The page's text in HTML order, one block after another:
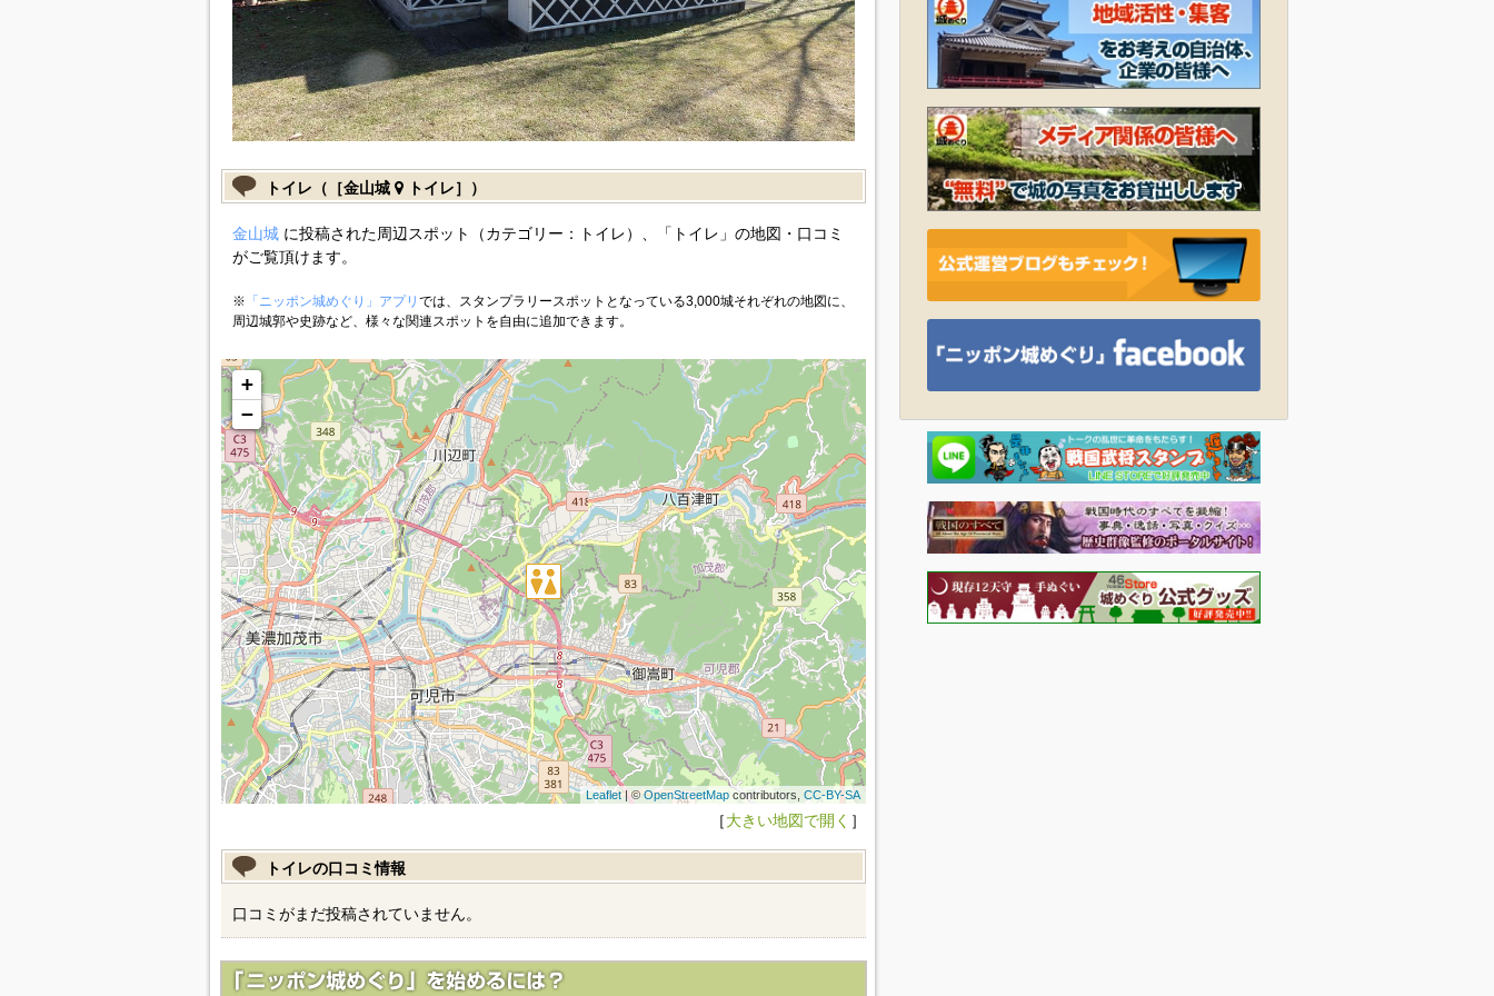
トイレ（［金山城 トイレ］）
金山城に投稿された周辺スポット（カテゴリー：トイレ）、「トイレ」の地図・口コミ
がご覧頂けます。
※ 「ニッポン城めぐり」アプリ では、スタンプラリースポットとなっている3,000城それぞれの地図に、
周辺城郭や史跡など、様々な関連スポットを自由に追加できます。
+
−
Leaflet| ©OpenStreetMapcontributors, CC-BY-SA
［大きい地図で開く ］
トイレの口コミ情報
口コミがまだ投稿されていません。